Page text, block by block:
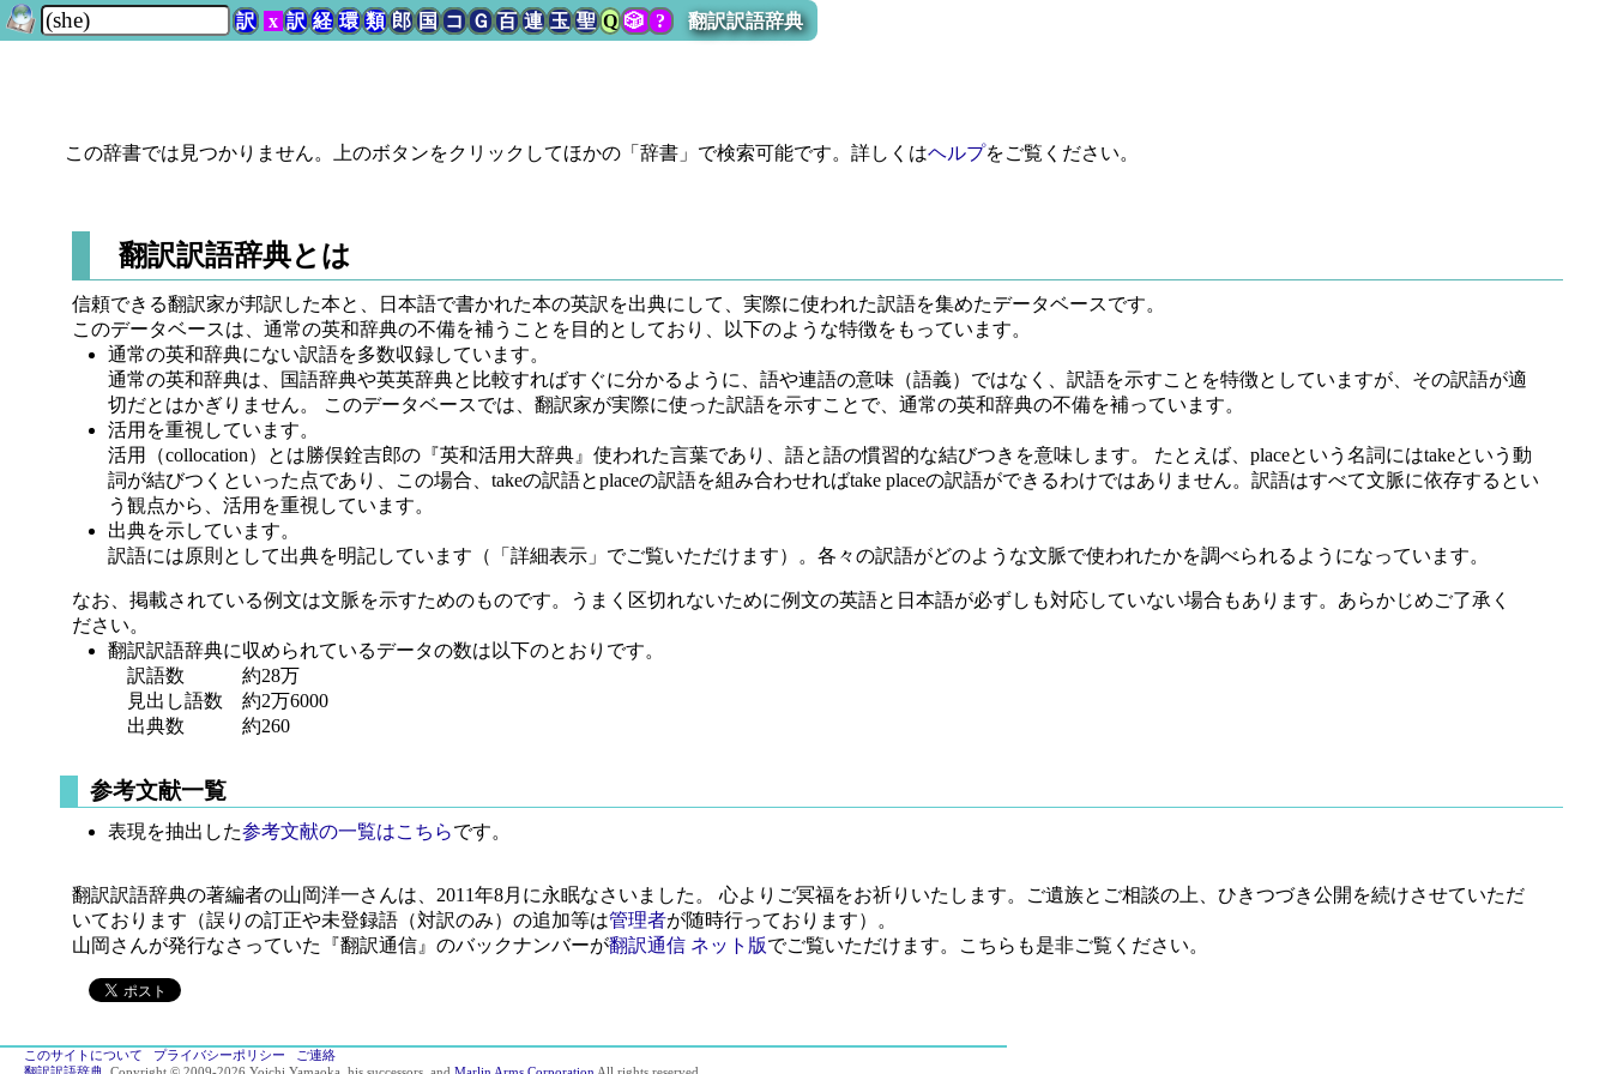
訳 x 訳 経 環 類 郎 国 コ Ｇ 百 連 玉 聖 Q 🎲? 翻訳訳語辞典
この辞書では見つかりません。上のボタンをクリックしてほかの「辞書」で検索可能です。詳しくはヘルプをご覧ください。
翻訳訳語辞典とは
信頼できる翻訳家が邦訳した本と、日本語で書かれた本の英訳を出典にして、実際に使われた訳語を集めたデータベースです。
このデータベースは、通常の英和辞典の不備を補うことを目的としており、以下のような特徴をもっています。
通常の英和辞典にない訳語を多数収録しています。
通常の英和辞典は、国語辞典や英英辞典と比較すればすぐに分かるように、語や連語の意味（語義）ではなく、訳語を示すことを特徴としていますが、その訳語が適
切だとはかぎりません。 このデータベースでは、翻訳家が実際に使った訳語を示すことで、通常の英和辞典の不備を補っています。
活用を重視しています。
活用（collocation）とは勝俣銓吉郎の『英和活用大辞典』使われた言葉であり、語と語の慣習的な結びつきを意味します。 たとえば、placeという名詞にはtakeという動
詞が結びつくといった点であり、この場合、takeの訳語とplaceの訳語を組み合わせればtake placeの訳語ができるわけではありません。訳語はすべて文脈に依存するとい
う観点から、活用を重視しています。
出典を示しています。
訳語には原則として出典を明記しています（「詳細表示」でご覧いただけます）。各々の訳語がどのような文脈で使われたかを調べられるようになっています。
なお、掲載されている例文は文脈を示すためのものです。うまく区切れないために例文の英語と日本語が必ずしも対応していない場合もあります。あらかじめご了承く
ださい。
翻訳訳語辞典に収められているデータの数は以下のとおりです。
訳語数 約28万
見出し語数 約2万6000
出典数 約260
参考文献一覧
表現を抽出した参考文献の一覧はこちらです。
翻訳訳語辞典の著編者の山岡洋一さんは、2011年8月に永眠なさいました。 心よりご冥福をお祈りいたします。ご遺族とご相談の上、ひきつづき公開を続けさせていただ
いております（誤りの訂正や未登録語（対訳のみ）の追加等は管理者が随時行っております）。
山岡さんが発行なさっていた『翻訳通信』のバックナンバーが翻訳通信 ネット版でご覧いただけます。こちらも是非ご覧ください。
このサイトについて プライバシーポリシー
ご連絡